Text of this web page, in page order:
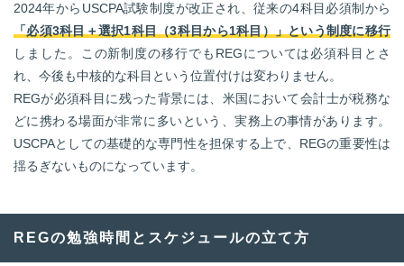
2024年からUSCPA試験制度が改正され、従来の4科目必須制から
「必須3科目＋選択1科目（3科目から1科目）」という制度に移行
しました。この新制度の移行でもREGについては必須科目とさ
れ、今後も中核的な科目という位置付けは変わりません。
REGが必須科目に残った背景には、米国において会計士が税務な
どに携わる場面が非常に多いという、実務上の事情があります。
USCPAとしての基礎的な専門性を担保する上で、REGの重要性は
揺るぎないものになっています。
REGの勉強時間とスケジュールの立て方